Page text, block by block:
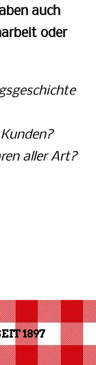
auch
oder
aller Art?
1897